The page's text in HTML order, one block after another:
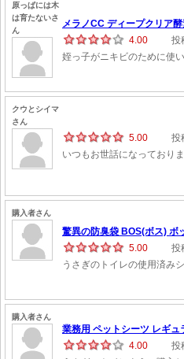
原っぱには木
は育たないさ
ん
メラノCC ディープクリア
4.00
投
姪っ子がニキビのために使
クウとシイマ
さん
5.00
投
いつもお世話になっており
購入者さん
驚異の防臭袋 BOS(ボス) ボ
5.00
投
うさぎのトイレの使用済み
購入者さん
業務用 ペットシーツ レギ
4.00
投